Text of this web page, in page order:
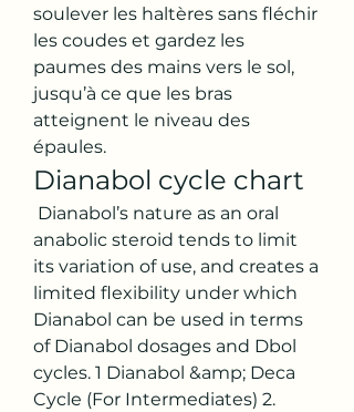
soulever les haltères sans fléchir
les coudes et gardez les
paumes des mains vers le sol,
jusqu’à ce que les bras
atteignent le niveau des
épaules.
Dianabol cycle chart
anabolic steroid tends to limit
its variation of use, and creates a
limited flexibility under which
Dianabol can be used in terms
of Dianabol dosages and Dbol
cycles. 1 Dianabol &amp; Deca
Cycle (For Intermediates) 2.